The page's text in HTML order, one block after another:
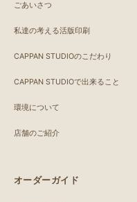
ごあいさつ
私達の考える活版印刷
CAPPAN STUDIOのこだわり
CAPPAN STUDIOで出来ること
環境について
店舗のご紹介
オーダーガイド